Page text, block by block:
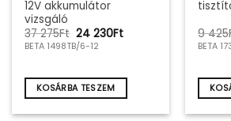
12V akkumulátor
vizsgáló
37 275Ft Original
price
was:
275Ft.
24 230FtCurrent
230Ft.
BETA 1498TB/6-12
KOSÁRBA TESZEM
9 425
BETA